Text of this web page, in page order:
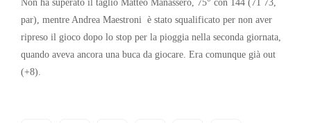
Non ha superato il taglio Matteo Manassero, 75° con 144 (71 73,
par), mentre Andrea Maestroni è stato squalificato per non aver
ripreso il gioco dopo lo stop per la pioggia nella seconda giornata,
quando aveva ancora una buca da giocare. Era comunque già out
(+8).